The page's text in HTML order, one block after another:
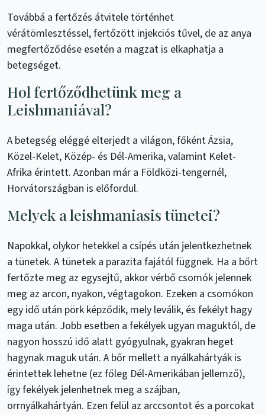
Továbbá a fertőzés átvitele történhet
vérátömlesztéssel, fertőzött injekciós tűvel, de az anya
megfertőződése esetén a magzat is elkaphatja a
betegséget.
Hol fertőződhetünk meg a
Leishmaniával?
A betegség eléggé elterjedt a világon, főként Ázsia,
Közel-Kelet, Közép- és Dél-Amerika, valamint Kelet-
Afrika érintett. Azonban már a Földközi-tengernél,
Horvátországban is előfordul.
Melyek a leishmaniasis tünetei?
Napokkal, olykor hetekkel a csípés után jelentkezhetnek
a tünetek. A tünetek a parazita fajától függnek. Ha a bőrt
fertőzte meg az egysejtű, akkor vérbő csomók jelennek
meg az arcon, nyakon, végtagokon. Ezeken a csomókon
egy idő után pörk képződik, mely leválik, és fekélyt hagy
maga után. Jobb esetben a fekélyek ugyan maguktól, de
nagyon hosszú idő alatt gyógyulnak, gyakran heget
hagynak maguk után. A bőr mellett a nyálkahártyák is
érintettek lehetne (ez főleg Dél-Amerikában jellemző),
így fekélyek jelenhetnek meg a szájban,
orrnyálkahártyán. Ezen felül az arccsontot és a porcokat